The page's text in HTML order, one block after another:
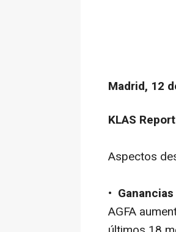
Madrid, 12
KLAS
Aspectos
•
AGFA